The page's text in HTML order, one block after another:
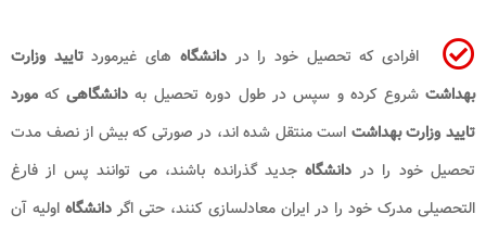
افرادی که تحصیل خود را دردانشگاه های غیرموردتایید وزارت
بهداشتشروع کرده و سپس در طول دوره تحصیل بهدانشگاهیکهمورد
تایید وزارت بهداشت است منتقل شده اند، در صورتی که بیش از نصف مدت
تحصیل خود را در دانشگاهجدید گذرانده باشند، می توانند پس از فارغ
التحصیلی مدرک خود را در ایران معادلسازی کنند، حتی اگر دانشگاه اولیه آن